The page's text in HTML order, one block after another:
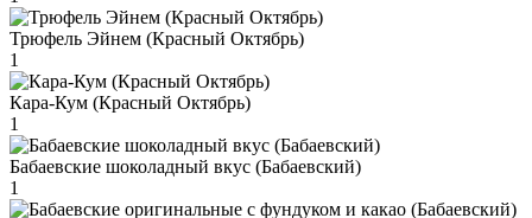
Трюфель Эйнем (Красный Октябрь)
1
Кара-Кум (Красный Октябрь)
1
Бабаевские шоколадный вкус (Бабаевский)
1